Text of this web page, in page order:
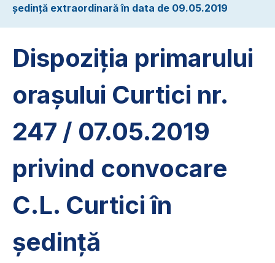
ședință extraordinară în data de 09.05.2019
Dispoziția primarului
orașului Curtici nr.
247 / 07.05.2019
privind convocare
C.L. Curtici în
ședință